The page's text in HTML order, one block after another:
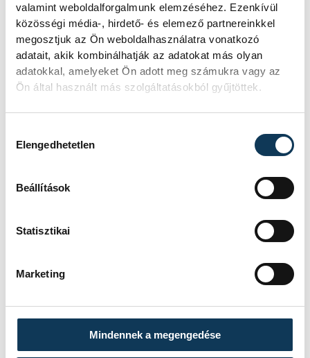
valamint weboldalforgalmunk elemzéséhez. Ezenkívül
közösségi média-, hirdető- és elemező partnereinkkel
megosztjuk az Ön weboldalhasználatra vonatkozó
adatait, akik kombinálhatják az adatokat más olyan
adatokkal, amelyeket Ön adott meg számukra vagy az
Ön által használt más szolgáltatásokból gyűjtöttek.
Elengedhetetlen
Beállítások
Statisztikai
Marketing
Mindennek a megengedése
különleges élményt nyújtanak.
A város kiváló kiindulópont a Wieliczkai
sóbánya meglátogatásához is, amely az
azoknak, akik sok élményt szeretnének